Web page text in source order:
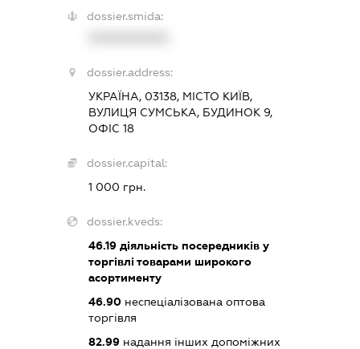
dossier.smida:
dossier.address:
УКРАЇНА, 03138, МІСТО КИЇВ,
ВУЛИЦЯ СУМСЬКА, БУДИНОК 9,
ОФІС 18
dossier.capital:
1 000 грн.
dossier.kveds:
46.19 діяльність посередників у
торгівлі товарами широкого
асортименту
46.90 неспеціалізована оптова
торгівля
82.99 надання інших допоміжних